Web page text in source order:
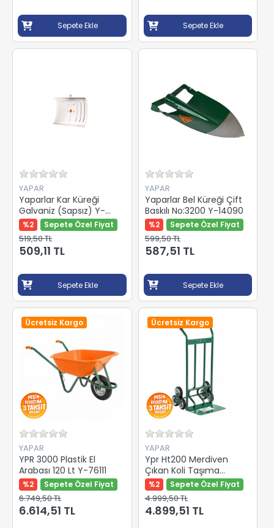
Sepete Ekle Sepete Ekle
YAPAR
Yaparlar Kar Küreği
Galvaniz (Sapsız) Y-
28004
%2 Sepete Özel Fiyat
519,50 TL
509,11 TL
Sepete Ekle
YAPAR
Yaparlar Bel Küreği Çift
Baskılı No:3200 Y-14090
%2 Sepete Özel Fiyat
599,50 TL
587,51 TL
Sepete Ekle
Ücretsiz Kargo
YAPAR
YPR 3000 Plastik El
Arabası 120 Lt Y-76111
%2 Sepete Özel Fiyat
6.749,50 TL
6.614,51 TL
Ücretsiz Kargo
YAPAR
Ypr Ht200 Merdiven
Çıkan Koli Taşıma
Arabası Y-80205
%2 Sepete Özel Fiyat
4.999,50 TL
4.899,51 TL